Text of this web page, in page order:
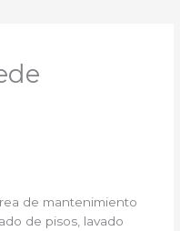
de mantenimiento
de pisos, lavado